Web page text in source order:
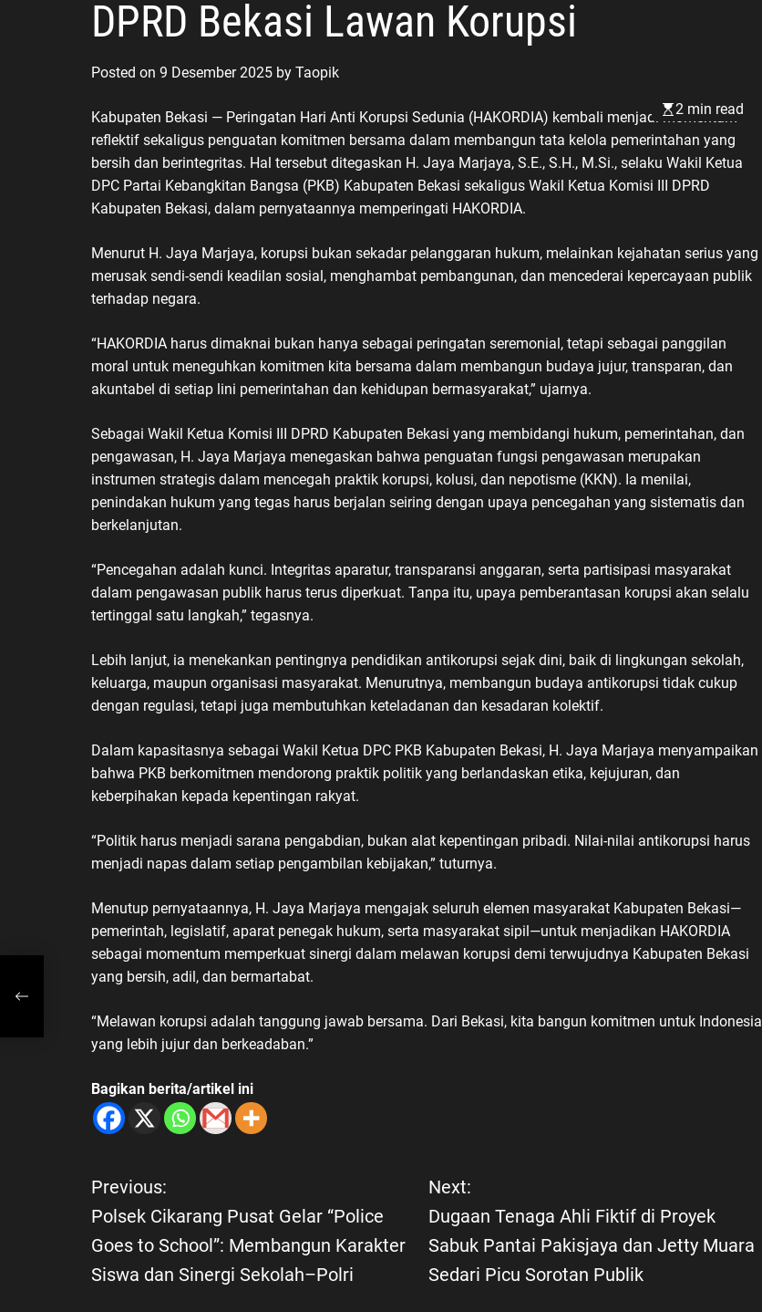
DPRD Bekasi Lawan Korupsi
Posted on 9 Desember 2025 by Taopik
2 min read
Kabupaten Bekasi — Peringatan Hari Anti Korupsi Sedunia (HAKORDIA) kembali menjadi momentum
reflektif sekaligus penguatan komitmen bersama dalam membangun tata kelola pemerintahan yang
bersih dan berintegritas. Hal tersebut ditegaskan H. Jaya Marjaya, S.E., S.H., M.Si., selaku Wakil Ketua
DPC Partai Kebangkitan Bangsa (PKB) Kabupaten Bekasi sekaligus Wakil Ketua Komisi III DPRD
Kabupaten Bekasi, dalam pernyataannya memperingati HAKORDIA.
Menurut H. Jaya Marjaya, korupsi bukan sekadar pelanggaran hukum, melainkan kejahatan serius yang
merusak sendi-sendi keadilan sosial, menghambat pembangunan, dan mencederai kepercayaan publik
terhadap negara.
“HAKORDIA harus dimaknai bukan hanya sebagai peringatan seremonial, tetapi sebagai panggilan
moral untuk meneguhkan komitmen kita bersama dalam membangun budaya jujur, transparan, dan
akuntabel di setiap lini pemerintahan dan kehidupan bermasyarakat,” ujarnya.
Sebagai Wakil Ketua Komisi III DPRD Kabupaten Bekasi yang membidangi hukum, pemerintahan, dan
pengawasan, H. Jaya Marjaya menegaskan bahwa penguatan fungsi pengawasan merupakan
instrumen strategis dalam mencegah praktik korupsi, kolusi, dan nepotisme (KKN). Ia menilai,
penindakan hukum yang tegas harus berjalan seiring dengan upaya pencegahan yang sistematis dan
berkelanjutan.
“Pencegahan adalah kunci. Integritas aparatur, transparansi anggaran, serta partisipasi masyarakat
dalam pengawasan publik harus terus diperkuat. Tanpa itu, upaya pemberantasan korupsi akan selalu
tertinggal satu langkah,” tegasnya.
Lebih lanjut, ia menekankan pentingnya pendidikan antikorupsi sejak dini, baik di lingkungan sekolah,
keluarga, maupun organisasi masyarakat. Menurutnya, membangun budaya antikorupsi tidak cukup
dengan regulasi, tetapi juga membutuhkan keteladanan dan kesadaran kolektif.
Dalam kapasitasnya sebagai Wakil Ketua DPC PKB Kabupaten Bekasi, H. Jaya Marjaya menyampaikan
bahwa PKB berkomitmen mendorong praktik politik yang berlandaskan etika, kejujuran, dan
keberpihakan kepada kepentingan rakyat.
“Politik harus menjadi sarana pengabdian, bukan alat kepentingan pribadi. Nilai-nilai antikorupsi harus
menjadi napas dalam setiap pengambilan kebijakan,” tuturnya.
Menutup pernyataannya, H. Jaya Marjaya mengajak seluruh elemen masyarakat Kabupaten Bekasi—
pemerintah, legislatif, aparat penegak hukum, serta masyarakat sipil—untuk menjadikan HAKORDIA
sebagai momentum memperkuat sinergi dalam melawan korupsi demi terwujudnya Kabupaten Bekasi
yang bersih, adil, dan bermartabat.
“Melawan korupsi adalah tanggung jawab bersama. Dari Bekasi, kita bangun komitmen untuk Indonesia
yang lebih jujur dan berkeadaban.”
Bagikan berita/artikel ini
N
a
v
Previous:
Polsek Cikarang Pusat Gelar “Police
Goes to School”: Membangun Karakter
Siswa dan Sinergi Sekolah–Polri
Next:
Dugaan Tenaga Ahli Fiktif di Proyek
Sabuk Pantai Pakisjaya dan Jetty Muara
Sedari Picu Sorotan Publik